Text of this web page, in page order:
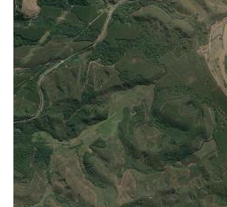
Hidrografia
1:1.000.000
(ANA)
Biomas
(IBGE)
Vegetação
(IBGE)
Rodovias
(IBGE)